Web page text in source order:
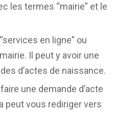
les termes “mairie” et le
en ligne” ou
Il peut y avoir une
d’actes de naissance.
une demande d’acte
peut vous rediriger vers